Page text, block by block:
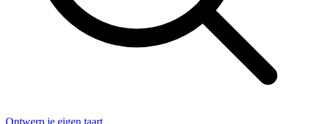
Ontwerp je eigen taart